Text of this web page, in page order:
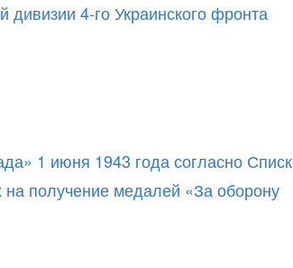
4-го Украинского фронта
1 июня 1943 года согласно
получение медалей «За оборону